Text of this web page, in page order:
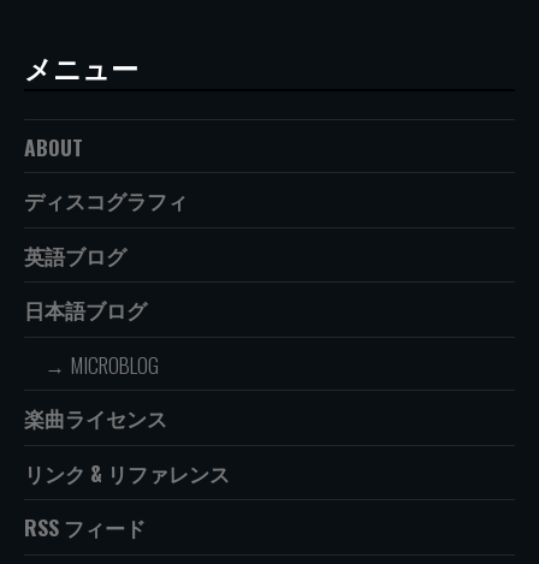
メニュー
ABOUT
ディスコグラフィ
英語ブログ
日本語ブログ
MICROBLOG
楽曲ライセンス
リンク & リファレンス
RSS フィード